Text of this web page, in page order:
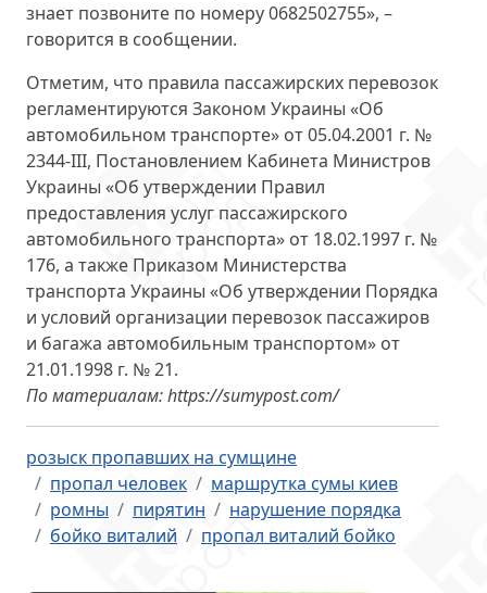
знает позвоните по номеру 0682502755», –
говорится в сообщении.
Отметим, что правила пассажирских перевозок
регламентируются Законом Украины «Об
автомобильном транспорте» от 05.04.2001 г. №
2344-III, Постановлением Кабинета Министров
Украины «Об утверждении Правил
предоставления услуг пассажирского
автомобильного транспорта» от 18.02.1997 г. №
176, а также Приказом Министерства
транспорта Украины «Об утверждении Порядка
и условий организации перевозок пассажиров
и багажа автомобильным транспортом» от
21.01.1998 г. № 21.
По материалам: https://sumypost.com/
розыск пропавших на сумщине
пропал человек
маршрутка сумы киев
ромны
пирятин
нарушение порядка
бойко виталий
пропал виталий бойко